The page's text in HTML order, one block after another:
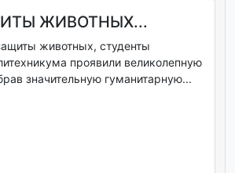
ЖИВОТНЫХ...
животных, студенты
проявили великолепную
значительную гуманитарную...